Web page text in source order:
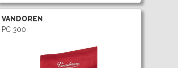
VANDOREN
PC 300